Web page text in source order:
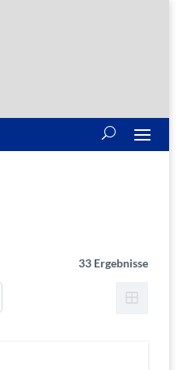
33 Ergebnisse